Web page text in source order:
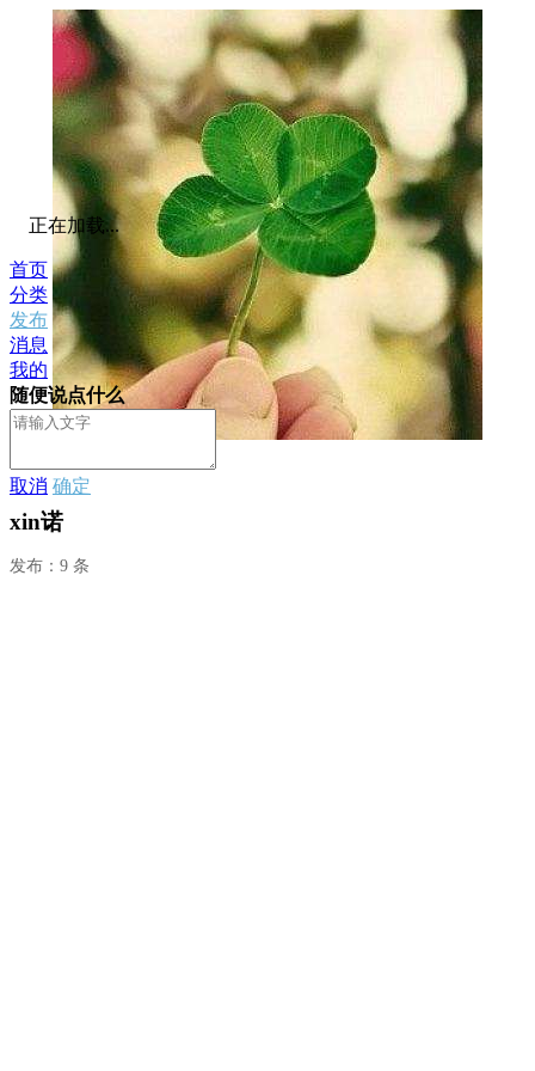
xin诺
发布：9 条
正在加载...
首页
分类
发布
消息
我的
随便说点什么
取消 确定